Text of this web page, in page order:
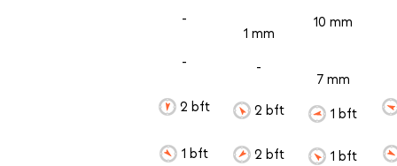
-
-
2 bft
1 bft
1 mm
-
2 bft
2 bft
10 mm
7 mm
1 bft
1 bft